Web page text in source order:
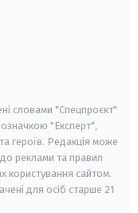
словами "Спецпроєкт"
"Експерт",
героїв. Редакція може
реклами та правил
користування сайтом.
для осіб старше 21